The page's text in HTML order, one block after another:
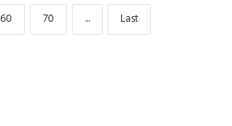
60 70 ... Last